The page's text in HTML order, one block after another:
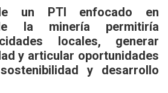
un PTI enfocado en
la minería permitiría
locales, generar
y articular oportunidades
y desarrollo